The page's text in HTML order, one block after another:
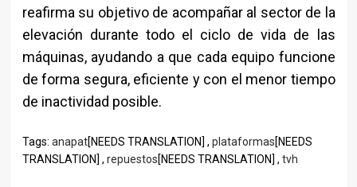
reafirma su objetivo de acompañar al sector de la
elevación durante todo el ciclo de vida de las
máquinas, ayudando a que cada equipo funcione
de forma segura, eficiente y con el menor tiempo
de inactividad posible.
Tags: anapat[NEEDS TRANSLATION] , plataformas[NEEDS
TRANSLATION] , repuestos[NEEDS TRANSLATION] , tvh